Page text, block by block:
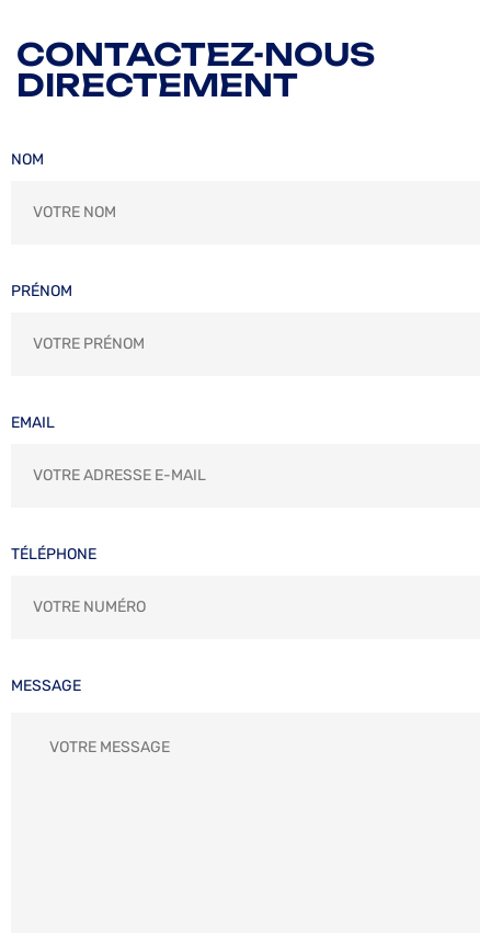
CONTACTEZ-NOUS
DIRECTEMENT
NOM
PRÉNOM
EMAIL
TÉLÉPHONE
MESSAGE